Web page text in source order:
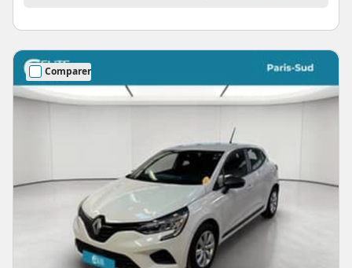
Comparer